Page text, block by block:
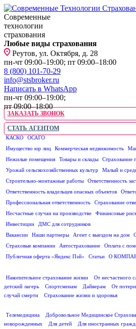
Современные
технологии
страхования
Любые виды страхования
Реутов, ул. Октября, д. 28
пн-чт 09:00–19:00; пт 09:00–18:00
8 (800) 101-70-29
info@stsbroker.ru
Написать в WhatsApp
пн-чт 09:00–19:00;
пт 09:00–18:00
ЗАКАЗАТЬ ЗВОНОК
СТАТЬ АГЕНТОМ
КАСКО ОСАГО
Имущество юр лиц
Коммерческая недвижимость
Нежилые помещения
Товары и склады
Страхование
Урожай сельскохозяйственных культур
Малый и
Строительно-монтажные работы
Ответственность
Ответственность владельцев опасных объектов
Профессиональная ответственность
Страхование
Несчастные случаи на производстве
Финансовые
Инвестиции
ДМС для сотрудников
Вакансии
Наши партнеры Агент с выездом на дом
Страховые компании
Автострахование
Оплата с
Публичная оферта «Яндекс Пэй»
Статьи О
Накопительное страхование жизни
От несчастного
детский лагерь
Спортсменам Дайверам От
случай смерти
Страхование жизни и здоровья
Телемедицина
Добровольное Медицинское
новорожденных
Для детей Для иностранных